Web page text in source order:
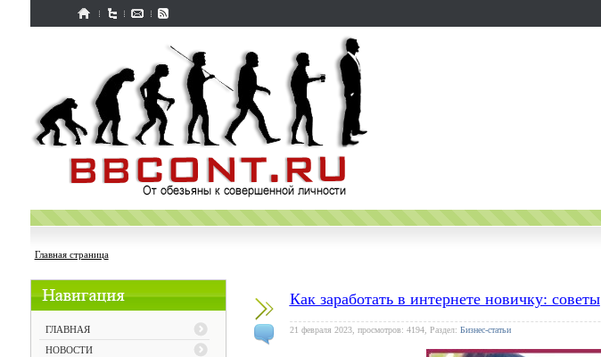
Главная страница
ГЛАВНАЯ
НОВОСТИ
Как заработать в интернете новичку: советы
21 февраля 2023, просмотров: 4194, Раздел: Бизнес-статьи